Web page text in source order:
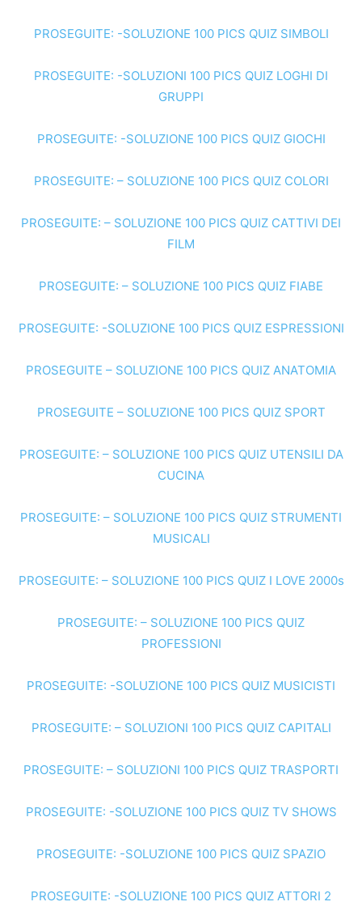
PROSEGUITE: -SOLUZIONE 100 PICS QUIZ SIMBOLI
PROSEGUITE: -SOLUZIONI 100 PICS QUIZ LOGHI DI
GRUPPI
PROSEGUITE: -SOLUZIONE 100 PICS QUIZ GIOCHI
PROSEGUITE: – SOLUZIONE 100 PICS QUIZ COLORI
PROSEGUITE: – SOLUZIONE 100 PICS QUIZ CATTIVI DEI
FILM
PROSEGUITE: – SOLUZIONE 100 PICS QUIZ FIABE
PROSEGUITE: -SOLUZIONE 100 PICS QUIZ ESPRESSIONI
PROSEGUITE – SOLUZIONE 100 PICS QUIZ ANATOMIA
PROSEGUITE – SOLUZIONE 100 PICS QUIZ SPORT
PROSEGUITE: – SOLUZIONE 100 PICS QUIZ UTENSILI DA
CUCINA
PROSEGUITE: – SOLUZIONE 100 PICS QUIZ STRUMENTI
MUSICALI
PROSEGUITE: – SOLUZIONE 100 PICS QUIZ I LOVE 2000s
PROSEGUITE: – SOLUZIONE 100 PICS QUIZ
PROFESSIONI
PROSEGUITE: -SOLUZIONE 100 PICS QUIZ MUSICISTI
PROSEGUITE: – SOLUZIONI 100 PICS QUIZ CAPITALI
PROSEGUITE: – SOLUZIONI 100 PICS QUIZ TRASPORTI
PROSEGUITE: -SOLUZIONE 100 PICS QUIZ TV SHOWS
PROSEGUITE: -SOLUZIONE 100 PICS QUIZ SPAZIO
PROSEGUITE: -SOLUZIONE 100 PICS QUIZ ATTORI 2